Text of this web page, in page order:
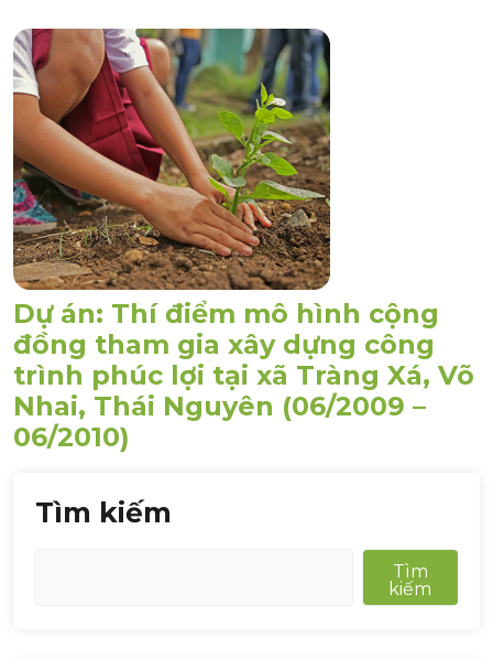
Dự án: Thí điểm mô hình cộng
đồng tham gia xây dựng công
trình phúc lợi tại xã Tràng Xá, Võ
Nhai, Thái Nguyên (06/2009 –
06/2010)
Tìm kiếm
Tìm
kiếm